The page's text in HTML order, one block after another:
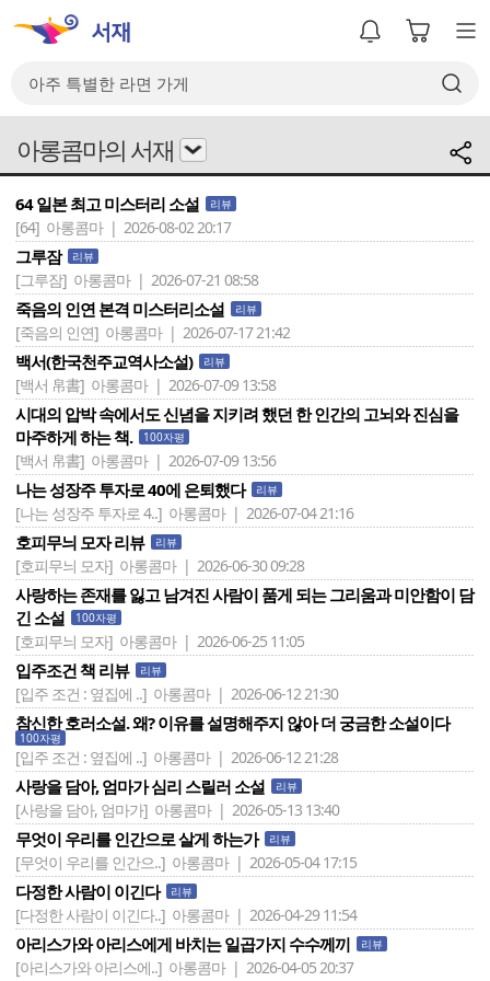
아롱콤마의 서재
64 일본 최고 미스터리 소설 리뷰
[64] 아롱콤마 | 2026-08-02 20:17
그루잠 리뷰
[그루잠] 아롱콤마 | 2026-07-21 08:58
죽음의 인연 본격 미스터리소설 리뷰
[죽음의 인연] 아롱콤마 | 2026-07-17 21:42
백서(한국천주교역사소설) 리뷰
[백서 帛書] 아롱콤마 | 2026-07-09 13:58
시대의 압박 속에서도 신념을 지키려 했던 한 인간의 고뇌와 진심을
마주하게 하는 책.
100자평
[백서 帛書] 아롱콤마 | 2026-07-09 13:56
나는 성장주 투자로 40에 은퇴했다 리뷰
[나는 성장주 투자로 4..] 아롱콤마 | 2026-07-04 21:16
호피무늬 모자 리뷰 리뷰
[호피무늬 모자] 아롱콤마 | 2026-06-30 09:28
사랑하는 존재를 잃고 남겨진 사람이 품게 되는 그리움과 미안함이 담
긴 소설
100자평
[호피무늬 모자] 아롱콤마 | 2026-06-25 11:05
입주조건 책 리뷰 리뷰
[입주 조건 : 옆집에 ..] 아롱콤마 | 2026-06-12 21:30
참신한 호러소설. 왜? 이유를 설명해주지 않아 더 궁금한 소설이다
100자평
[입주 조건 : 옆집에 ..] 아롱콤마 | 2026-06-12 21:28
사랑을 담아, 엄마가 심리 스릴러 소설 리뷰
[사랑을 담아, 엄마가] 아롱콤마 | 2026-05-13 13:40
무엇이 우리를 인간으로 살게 하는가 리뷰
[무엇이 우리를 인간으..] 아롱콤마 | 2026-05-04 17:15
다정한 사람이 이긴다 리뷰
[다정한 사람이 이긴다..] 아롱콤마 | 2026-04-29 11:54
아리스가와 아리스에게 바치는 일곱가지 수수께끼 리뷰
[아리스가와 아리스에..] 아롱콤마 | 2026-04-05 20:37